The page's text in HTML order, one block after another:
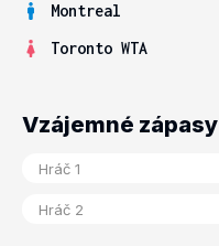
Montreal
Toronto WTA
Vzájemné zápasy